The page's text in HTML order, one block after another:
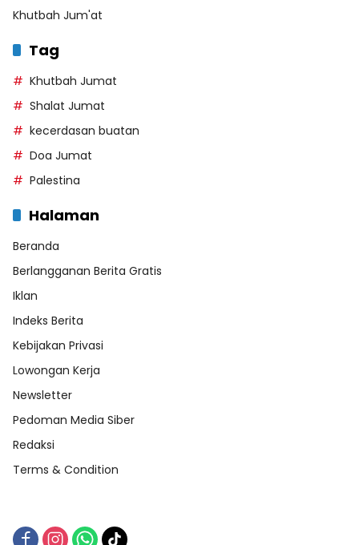
Khutbah Jum'at
Tag
Khutbah Jumat
Shalat Jumat
kecerdasan buatan
Doa Jumat
Palestina
Halaman
Beranda
Berlangganan Berita Gratis
Iklan
Indeks Berita
Kebijakan Privasi
Lowongan Kerja
Newsletter
Pedoman Media Siber
Redaksi
Terms & Condition